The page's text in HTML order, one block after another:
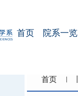
首页 院系一览
首页